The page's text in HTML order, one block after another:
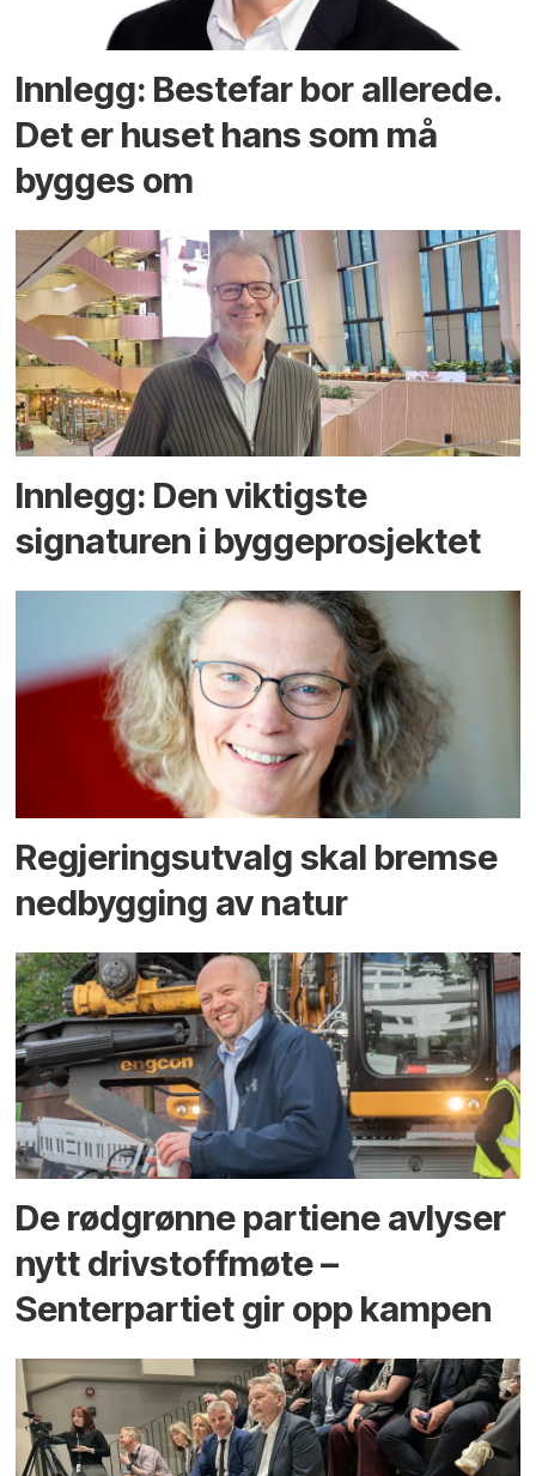
Innlegg: Bestefar bor allerede.
Det er huset hans som må
bygges om
Innlegg: Den viktigste
signaturen i bygge­­prosjektet
Regjerings­utvalg skal bremse
ned­bygging av natur
De rødgrønne partiene avlyser
nytt drivstoffmøte –
Senterpartiet gir opp kampen